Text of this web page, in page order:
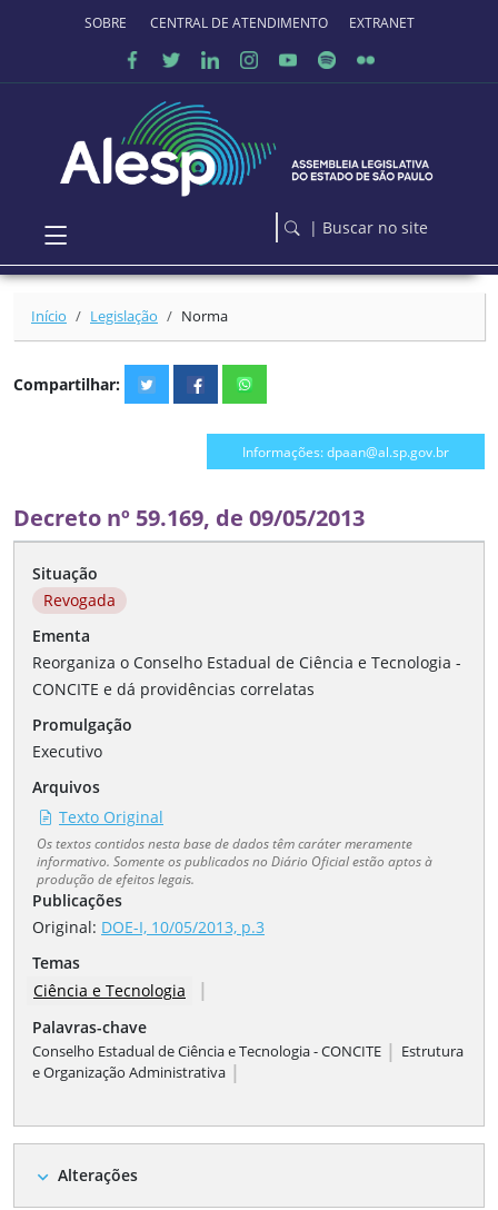
Ir para o conteúdo principal
SOBRE O PORTALCENTRAL DE ATENDIMENTO EXTRANET
| Buscar no site
Início Legislação Norma
Compartilhar:
Informações: dpaan@al.sp.gov.br
Decreto nº 59.169, de 09/05/2013
Situação
Revogada
Ementa
Reorganiza o Conselho Estadual de Ciência e Tecnologia -
CONCITE e dá providências correlatas
Promulgação
Executivo
Arquivos
Texto Original
Os textos contidos nesta base de dados têm caráter meramente
informativo. Somente os publicados no Diário Oficial estão aptos à
produção de efeitos legais.
Publicações
Original: DOE-I, 10/05/2013, p.3
Temas
Ciência e Tecnologia
|
Palavras-chave
Conselho Estadual de Ciência e Tecnologia - CONCITE | Estrutura
e Organização Administrativa |
expand_more Alterações